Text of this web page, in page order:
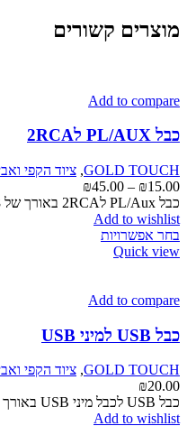
מוצרים קשורים
Add to compare
כבל PL/AUX ל2RCA
GOLD TOUCH
, ציוד הקפי
₪15.00
–
₪45.00 טווח
מחירים:
כבל PL/Aux ל2RCA באורך של 1.8 עד 10 מטר
Add to wishlist
בחר אפשרויותלמוצר
סוגים.
לבחור
את
האפשרויות
בעמוד
המוצר
Quick view
Add to compare
כבל USB למיני USB
GOLD TOUCH
, ציוד הקפי
₪20.00
כבל USB לכבל מיני USB באורך של 1.8 מטר
Add to wishlist